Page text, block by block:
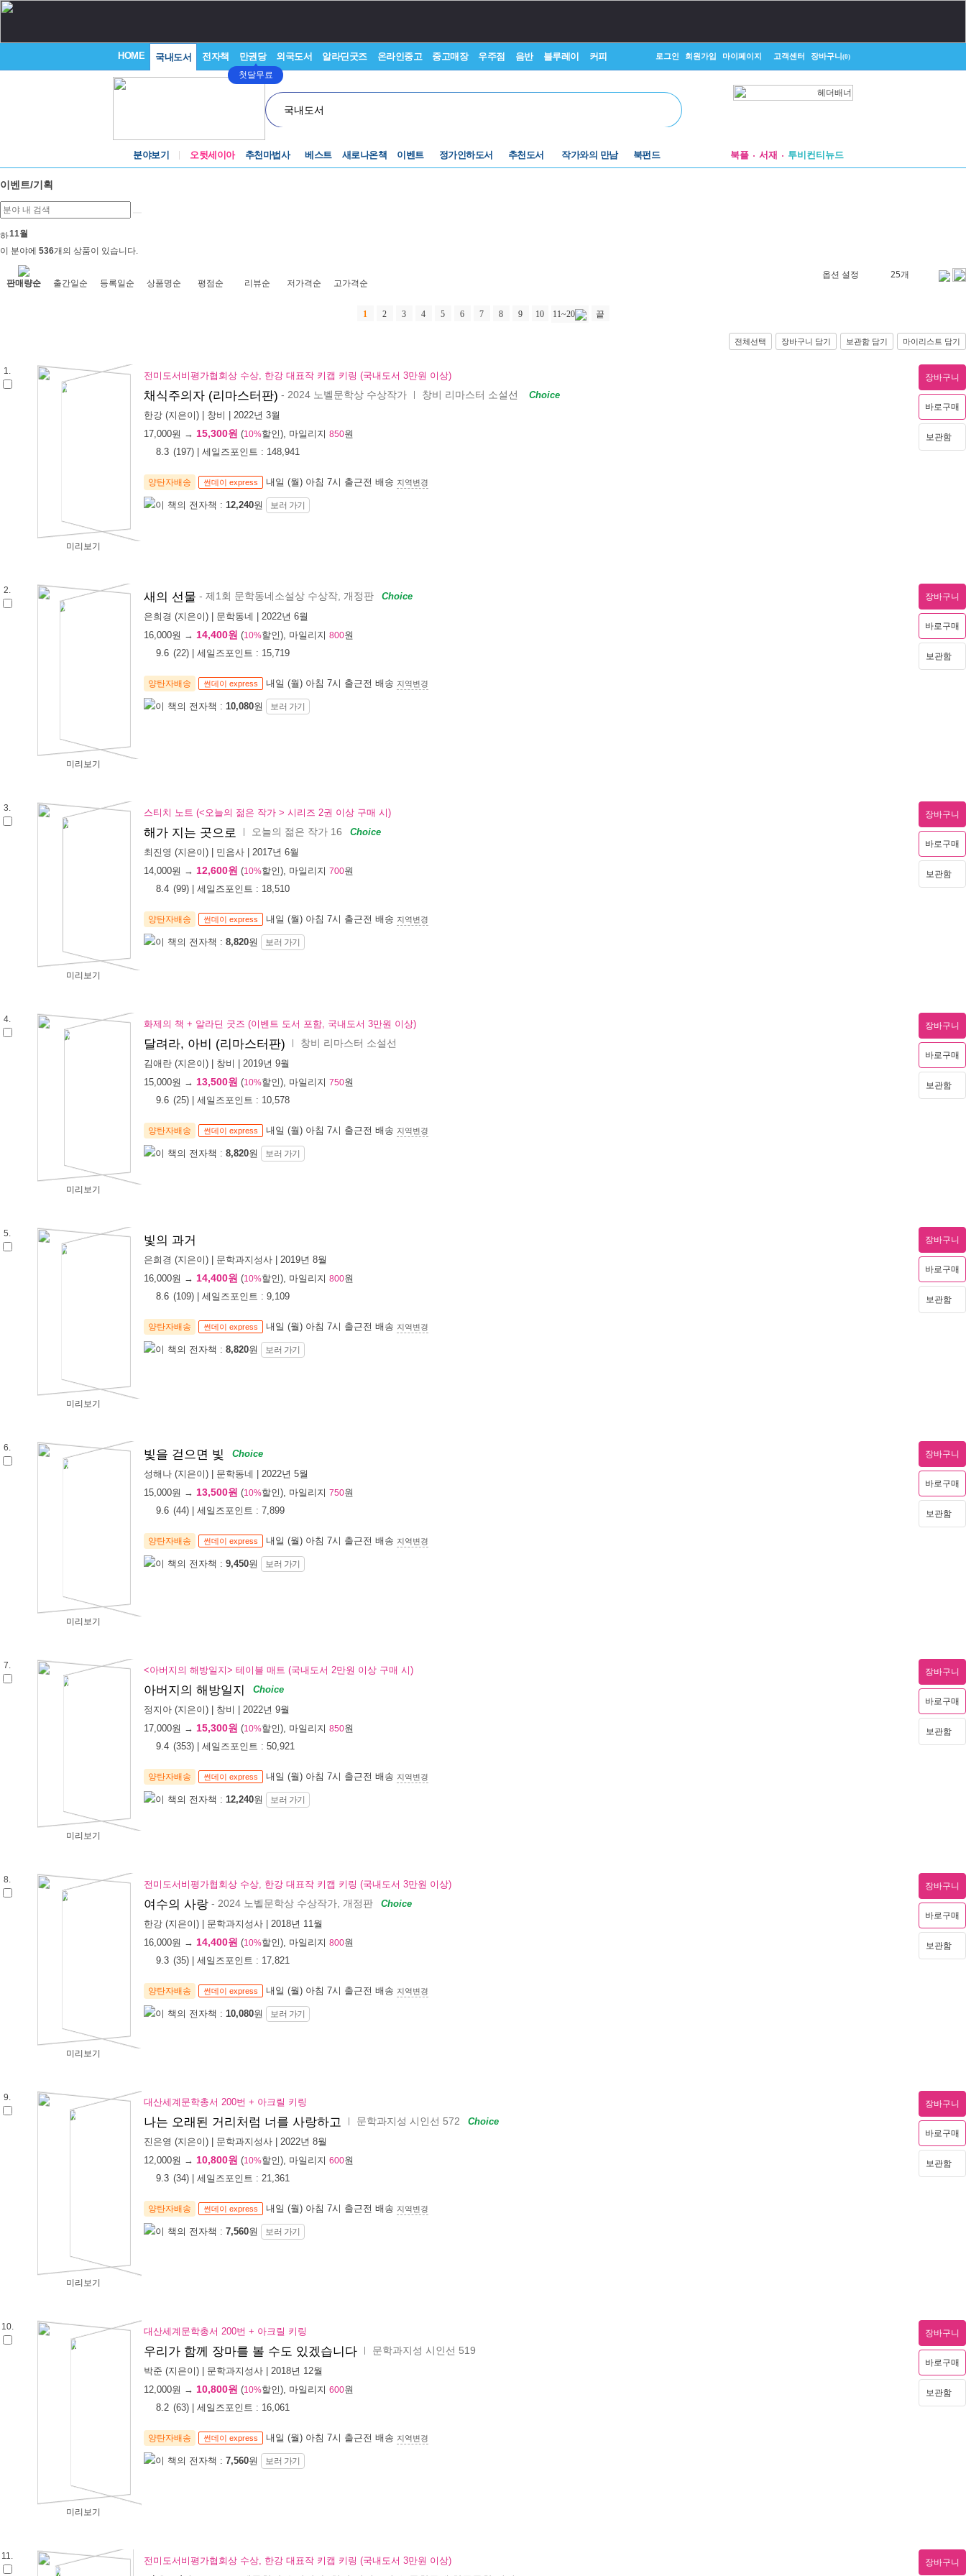
HOME 국내도서 전자책 만권당
첫달무료
외국도서 알라딘굿즈 온라인중고 중고매장 우주점 음반 블루레이 커피 로그인 회원가입 마이페이지 고객센터 장바구니(0)
국내도서
분야보기 오뒷세이아 추천마법사 베스트 새로나온책 이벤트 정가인하도서 추천도서 작가와의 만남 북펀드 북플 서재
투비컨티뉴드
이벤트/기획
11월
이 분야에 536개의 상품이 있습니다.
판매량순 출간일순 등록일순 상품명순 평점순 리뷰순 저가격순 고가격순
옵션 설정 25개
1 2 3 4 5 6 7 8 9 10 11~20 끝
전체선택 장바구니 담기 보관함 담기 마이리스트 담기
1.
미리보기
전미도서비평가협회상 수상, 한강 대표작 키캡 키링 (국내도서 3만원 이상)
채식주의자 (리마스터판) - 2024 노벨문학상 수상작가 창비 리마스터 소설선
Choice
한강 (지은이) | 창비
| 2022년 3월
17,000원 → 15,300원 (10%할인), 마일리지 850원
8.3 (197) | 세일즈포인트 : 148,941
양탄자배송 썬데이 express 내일 (월) 아침 7시 출근전 배송 지역변경
이 책의 전자책 : 12,240원 보러 가기
장바구니
바로구매
보관함
2.
미리보기
새의 선물 - 제1회 문학동네소설상 수상작, 개정판
Choice
은희경 (지은이) | 문학동네
| 2022년 6월
16,000원 → 14,400원 (10%할인), 마일리지 800원
9.6 (22) | 세일즈포인트 : 15,719
양탄자배송 썬데이 express 내일 (월) 아침 7시 출근전 배송 지역변경
이 책의 전자책 : 10,080원 보러 가기
장바구니
바로구매
보관함
3.
미리보기
스티치 노트 (<오늘의 젊은 작가 > 시리즈 2권 이상 구매 시)
해가 지는 곳으로 오늘의 젊은 작가 16
Choice
최진영 (지은이) | 민음사 | 2017년 6월
14,000원 → 12,600원 (10%할인), 마일리지 700원
8.4 (99) | 세일즈포인트 : 18,510
양탄자배송 썬데이 express 내일 (월) 아침 7시 출근전 배송 지역변경
이 책의 전자책 : 8,820원 보러 가기
장바구니
바로구매
보관함
4.
미리보기
화제의 책 + 알라딘 굿즈 (이벤트 도서 포함, 국내도서 3만원 이상)
달려라, 아비 (리마스터판) 창비 리마스터 소설선
김애란 (지은이) | 창비
| 2019년 9월
15,000원 → 13,500원 (10%할인), 마일리지 750원
9.6 (25) | 세일즈포인트 : 10,578
양탄자배송 썬데이 express 내일 (월) 아침 7시 출근전 배송 지역변경
이 책의 전자책 : 8,820원 보러 가기
장바구니
바로구매
보관함
5.
미리보기
빛의 과거
은희경 (지은이) | 문학과지성사 | 2019년 8월
16,000원 → 14,400원 (10%할인), 마일리지 800원
8.6 (109) | 세일즈포인트 : 9,109
양탄자배송 썬데이 express 내일 (월) 아침 7시 출근전 배송 지역변경
이 책의 전자책 : 8,820원 보러 가기
장바구니
바로구매
보관함
6.
미리보기
빛을 걷으면 빛
Choice
성해나 (지은이) | 문학동네
| 2022년 5월
15,000원 → 13,500원 (10%할인), 마일리지 750원
9.6 (44) | 세일즈포인트 : 7,899
양탄자배송 썬데이 express 내일 (월) 아침 7시 출근전 배송 지역변경
이 책의 전자책 : 9,450원 보러 가기
장바구니
바로구매
보관함
7.
미리보기
<아버지의 해방일지> 테이블 매트 (국내도서 2만원 이상 구매 시)
아버지의 해방일지
Choice
정지아 (지은이) | 창비
| 2022년 9월
17,000원 → 15,300원 (10%할인), 마일리지 850원
9.4 (353) | 세일즈포인트 : 50,921
양탄자배송 썬데이 express 내일 (월) 아침 7시 출근전 배송 지역변경
이 책의 전자책 : 12,240원 보러 가기
장바구니
바로구매
보관함
8.
미리보기
전미도서비평가협회상 수상, 한강 대표작 키캡 키링 (국내도서 3만원 이상)
여수의 사랑 - 2024 노벨문학상 수상작가, 개정판
Choice
한강 (지은이) | 문학과지성사 | 2018년 11월
16,000원 → 14,400원 (10%할인), 마일리지 800원
9.3 (35) | 세일즈포인트 : 17,821
양탄자배송 썬데이 express 내일 (월) 아침 7시 출근전 배송 지역변경
이 책의 전자책 : 10,080원 보러 가기
장바구니
바로구매
보관함
9.
미리보기
대산세계문학총서 200번 + 아크릴 키링
나는 오래된 거리처럼 너를 사랑하고 문학과지성 시인선 572
Choice
진은영 (지은이) | 문학과지성사 | 2022년 8월
12,000원 → 10,800원 (10%할인), 마일리지 600원
9.3 (34) | 세일즈포인트 : 21,361
양탄자배송 썬데이 express 내일 (월) 아침 7시 출근전 배송 지역변경
이 책의 전자책 : 7,560원 보러 가기
장바구니
바로구매
보관함
10.
미리보기
대산세계문학총서 200번 + 아크릴 키링
우리가 함께 장마를 볼 수도 있겠습니다 문학과지성 시인선 519
박준 (지은이) | 문학과지성사 | 2018년 12월
12,000원 → 10,800원 (10%할인), 마일리지 600원
8.2 (63) | 세일즈포인트 : 16,061
양탄자배송 썬데이 express 내일 (월) 아침 7시 출근전 배송 지역변경
이 책의 전자책 : 7,560원 보러 가기
장바구니
바로구매
보관함
11. 전미도서비평가협회상 수상, 한강 대표작 키캡 키링 (국내도서 3만원 이상) 장바구니